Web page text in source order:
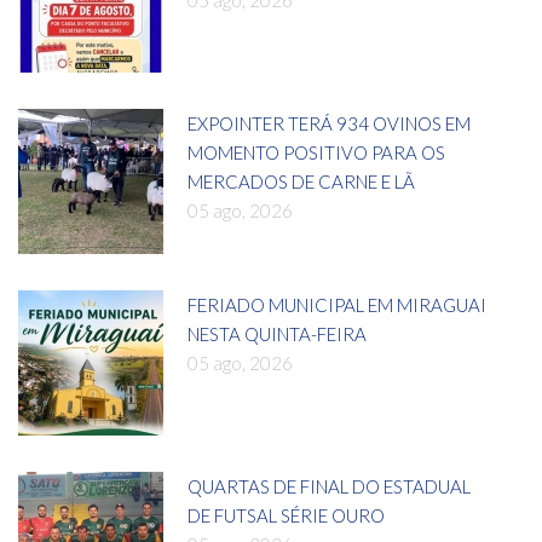
EXPOINTER TERÁ 934 OVINOS EM
MOMENTO POSITIVO PARA OS
MERCADOS DE CARNE E LÃ
05 ago, 2026
FERIADO MUNICIPAL EM MIRAGUAI
NESTA QUINTA-FEIRA
05 ago, 2026
QUARTAS DE FINAL DO ESTADUAL
DE FUTSAL SÉRIE OURO